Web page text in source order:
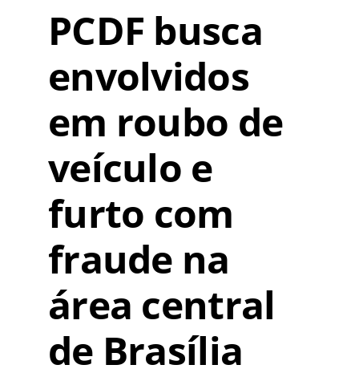
PCDF busca
envolvidos
em roubo de
veículo e
furto com
fraude na
área central
de Brasília